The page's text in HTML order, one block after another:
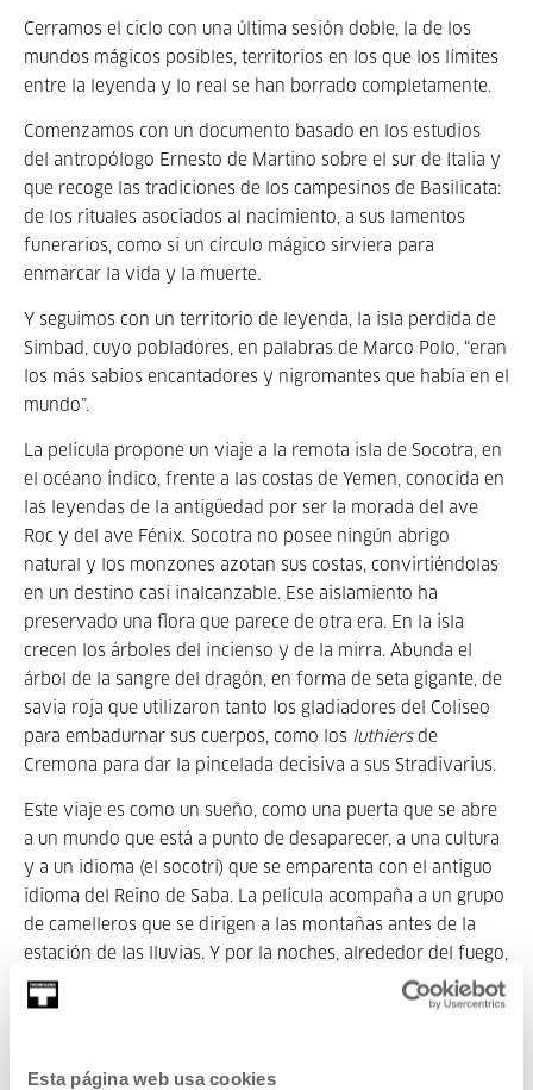
Esta página web usa cookies
Cerramos el ciclo con una última sesión doble, la de los
mundos mágicos posibles, territorios en los que los límites
entre la leyenda y lo real se han borrado completamente.
Comenzamos con un documento basado en los estudios
del antropólogo Ernesto de Martino sobre el sur de Italia y
que recoge las tradiciones de los campesinos de Basilicata:
de los rituales asociados al nacimiento, a sus lamentos
funerarios, como si un círculo mágico sirviera para
enmarcar la vida y la muerte.
Y seguimos con un territorio de leyenda, la isla perdida de
Simbad, cuyo pobladores, en palabras de Marco Polo, “eran
los más sabios encantadores y nigromantes que había en el
mundo”.
La película propone un viaje a la remota isla de Socotra, en
el océano índico, frente a las costas de Yemen, conocida en
las leyendas de la antigüedad por ser la morada del ave
Roc y del ave Fénix. Socotra no posee ningún abrigo
natural y los monzones azotan sus costas, convirtiéndolas
en un destino casi inalcanzable. Ese aislamiento ha
preservado una flora que parece de otra era. En la isla
crecen los árboles del incienso y de la mirra. Abunda el
árbol de la sangre del dragón, en forma de seta gigante, de
savia roja que utilizaron tanto los gladiadores del Coliseo
para embadurnar sus cuerpos, como los luthiers de
Cremona para dar la pincelada decisiva a sus Stradivarius.
Este viaje es como un sueño, como una puerta que se abre
a un mundo que está a punto de desaparecer, a una cultura
y a un idioma (el socotrí) que se emparenta con el antiguo
idioma del Reino de Saba. La película acompaña a un grupo
de camelleros que se dirigen a las montañas antes de la
estación de las lluvias. Y por la noches, alrededor del fuego,
se cuentan historias de genios y de serpientes monstruosas
y es cuando ese mundo se abre, y nos abre, a otros